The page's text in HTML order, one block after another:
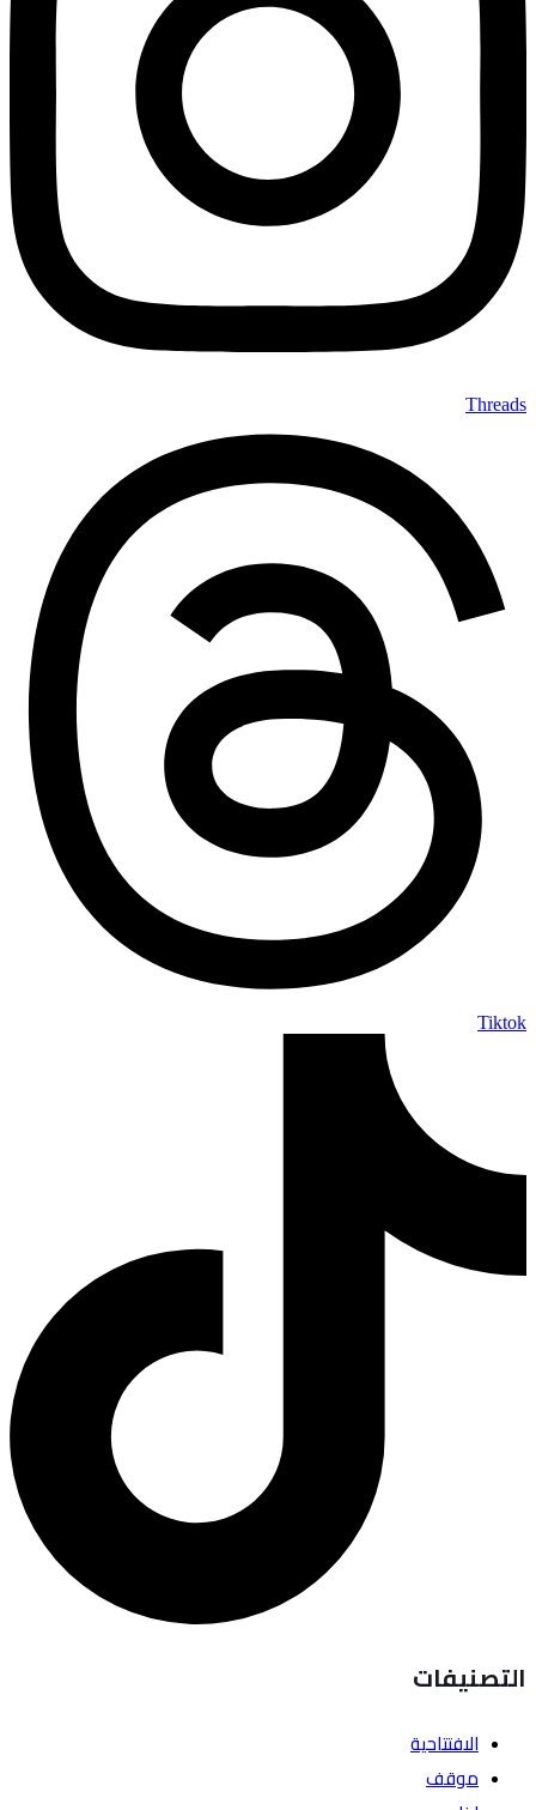
Threads
Tiktok
التصنيفات
الافتتاحية
موقف